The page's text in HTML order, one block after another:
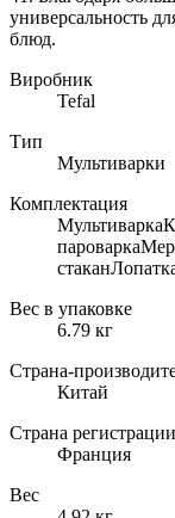
универсальность
блюд.
Виробник
Tefal
Тип
Мультиварки
Комплектация
Вес в упаковке
6.79 кг
Страна-
Китай
Страна
Франция
Вес